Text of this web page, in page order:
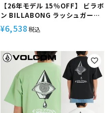
【26年モデル 15％OFF】 ビラボ
ン BILLABONG ラッシュガード
長袖 ストレッチ UVカット
MORFY SQUARE LOGO LS
¥6,538 税込